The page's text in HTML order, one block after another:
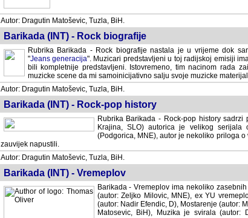
Autor: Dragutin Matoševic, Tuzla, BiH.
Barikada (INT) - Rock biografije
Rubrika Barikada - Rock biografije nastala je u vrijeme dok
"Jeans generacija". Muzicari predstavljeni u toj radijskoj emisiji
bili kompletnije predstavljeni. Istovremeno, tim nacinom rada
muzicke scene da mi samoinicijativno salju svoje muzicke
Autor: Dragutin Matoševic, Tuzla, BiH.
Barikada (INT) - Rock-pop history
Rubrika Barikada - Rock-pop history
Krajina, SLO) autorica je velikog serijala
(Podgorica, MNE), autor je nekoliko priloga
zauvijek napustili.
Autor: Dragutin Matoševic, Tuzla, BiH.
Barikada (INT) - Vremeplov
Barikada - Vremeplov ima nekoliko
(autor: Zeljko Milovic, MNE), ex YU
(autor: Nadir Efendic, D), Mostarenje (autor:
Matosevic, BiH), Muzika je svirala (autor: